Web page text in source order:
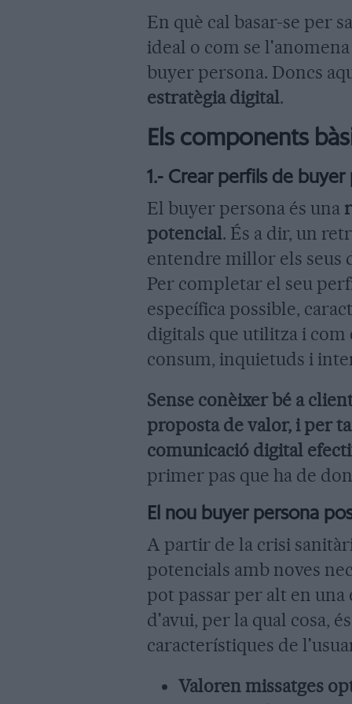
En què cal basar-se per
ideal o com se
buyer persona. Doncs
estratègia digital.
Els components
1.- Crear perfils de buyer
El buyer persona és una
potencial. És a dir, un
entendre millor els seus
Per completar el seu
específica possible,
digitals que utilitza i com
consum, inquietuds i
Sense conèixer bé a
proposta de valor, i per
comunicació digital
primer pas que ha de
El nou buyer persona
A partir de la crisi
potencials amb noves
pot passar per alt en
d'avui, per la qual cosa,
característiques de
Valoren missatges